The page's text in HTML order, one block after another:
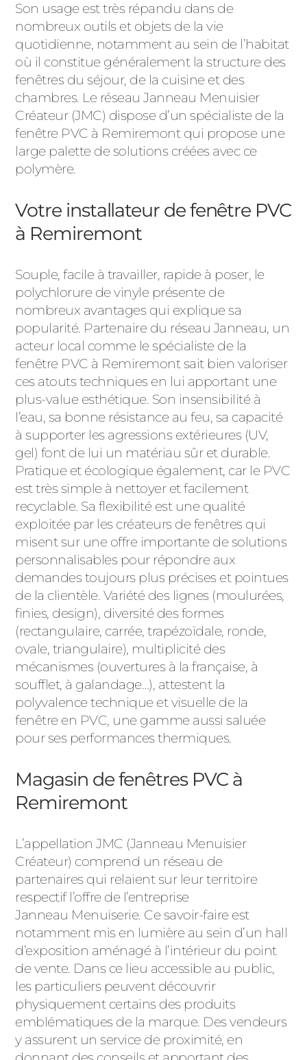
Son usage est très répandu dans de
nombreux outils et objets de la vie
quotidienne, notamment au sein de l’habitat
où il constitue généralement la structure des
fenêtres du séjour, de la cuisine et des
chambres. Le réseau Janneau Menuisier
Créateur (JMC) dispose d’un spécialiste de la
fenêtre PVC à Remiremont qui propose une
large palette de solutions créées avec ce
polymère.
Votre installateur de fenêtre PVC
à Remiremont
Souple, facile à travailler, rapide à poser, le
polychlorure de vinyle présente de
nombreux avantages qui explique sa
popularité. Partenaire du réseau Janneau, un
acteur local comme le spécialiste de la
fenêtre PVC à Remiremont sait bien valoriser
ces atouts techniques en lui apportant une
plus-value esthétique. Son insensibilité à
l’eau, sa bonne résistance au feu, sa capacité
à supporter les agressions extérieures (UV,
gel) font de lui un matériau sûr et durable.
Pratique et écologique également, car le PVC
est très simple à nettoyer et facilement
recyclable. Sa flexibilité est une qualité
exploitée par les créateurs de fenêtres qui
misent sur une offre importante de solutions
personnalisables pour répondre aux
demandes toujours plus précises et pointues
de la clientèle. Variété des lignes (moulurées,
finies, design), diversité des formes
(rectangulaire, carrée, trapézoïdale, ronde,
ovale, triangulaire), multiplicité des
mécanismes (ouvertures à la française, à
soufflet, à galandage…), attestent la
polyvalence technique et visuelle de la
fenêtre en PVC, une gamme aussi saluée
pour ses performances thermiques.
Magasin de fenêtres PVC à
Remiremont
L’appellation JMC (Janneau Menuisier
Créateur) comprend un réseau de
partenaires qui relaient sur leur territoire
respectif l’offre de l’entreprise
Janneau Menuiserie. Ce savoir-faire est
notamment mis en lumière au sein d’un hall
d’exposition aménagé à l’intérieur du point
de vente. Dans ce lieu accessible au public,
les particuliers peuvent découvrir
physiquement certains des produits
emblématiques de la marque. Des vendeurs
y assurent un service de proximité, en